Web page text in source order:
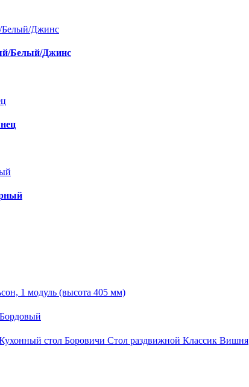
Белый/Джинс
1 модуль (высота 405 мм)
стол Боровичи Стол раздвижной Классик Вишня